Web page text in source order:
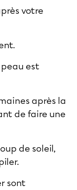
votre
est
après la
de faire une
de soleil,
sont